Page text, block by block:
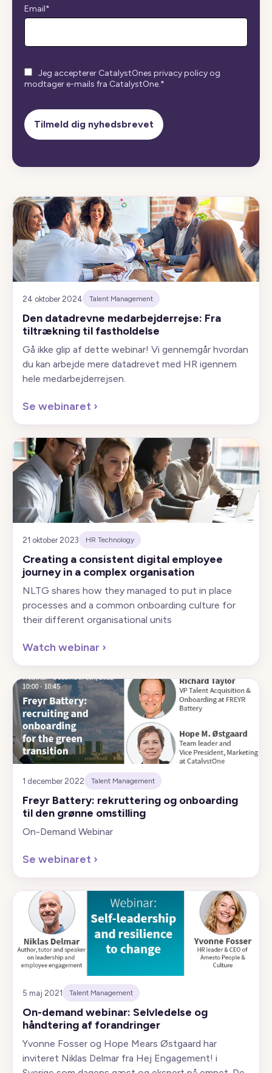
Email*
Jeg accepterer CatalystOnes privacy policy og
modtager e-mails fra CatalystOne.*
24 oktober 2024 Talent Management
Den datadrevne medarbejderrejse: Fra
tiltrækning til fastholdelse
Gå ikke glip af dette webinar! Vi gennemgår hvordan
du kan arbejde mere datadrevet med HR igennem
hele medarbejderrejsen.
Se webinaret ›
21 oktober 2023 HR Technology
Creating a consistent digital employee
journey in a complex organisation
NLTG shares how they managed to put in place
processes and a common onboarding culture for
their different organisational units
Watch webinar ›
1 december 2022 Talent Management
Freyr Battery: rekruttering og onboarding
til den grønne omstilling
On-Demand Webinar
Se webinaret ›
5 maj 2021 Talent Management
On-demand webinar: Selvledelse og
håndtering af forandringer
Yvonne Fosser og Hope Mears Østgaard har
inviteret Niklas Delmar fra Hej Engagement! i